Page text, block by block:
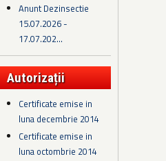
Anunt Dezinsectie
15.07.2026 -
17.07.202...
Autorizații
Certificate emise in
luna decembrie 2014
Certificate emise in
luna octombrie 2014